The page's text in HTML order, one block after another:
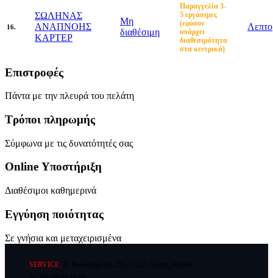
16.
ΣΩΛΗΝΑΣ
ΑΝΑΠΝΟΗΣ
ΚΑΡΤΕΡ
Μη
διαθέσιμη
Παραγγελία 3-
5 εργάσιμες
(εφόσον
υπάρχει
διαθεσιμότητα
στα κεντρικά)
Επιστροφές
Πάντα με την πλευρά του πελάτη
Τρόποι πληρωμής
Σύμφωνα με τις δυνατότητές σας
Online Υποστήριξη
Διαθέσιμοι καθημερινά
Εγγύηση ποιότητας
Σε γνήσια και μεταχειρισμένα
SERVICE: